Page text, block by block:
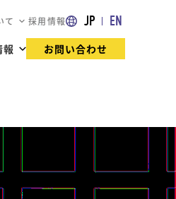
て 採用情報 JP EN
報 お問い合わせ